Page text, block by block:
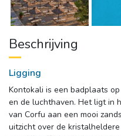
Beschrijving
Ligging
Kontokali is een badplaats
en de luchthaven. Het ligt in
van Corfu aan een mooi
uitzicht over de